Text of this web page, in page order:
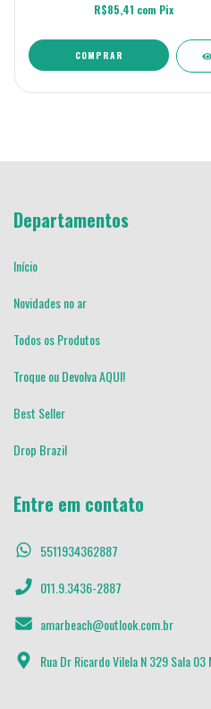
R$85,41 com Pix
COMPRAR
Departamentos
Início
Novidades no ar
Todos os Produtos
Troque ou Devolva AQUI!
Best Seller
Drop Brazil
Entre em contato
5511934362887
011.9.3436-2887
amarbeach@outlook.com.br
Rua Dr Ricardo Vilela N 329 Sala